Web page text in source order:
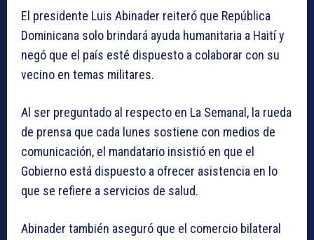
El presidente Luis Abinader reiteró que República
Dominicana solo brindará ayuda humanitaria a Haití y
negó que el país esté dispuesto a colaborar con su
vecino en temas militares.
Al ser preguntado al respecto en La Semanal, la rueda
de prensa que cada lunes sostiene con medios de
comunicación, el mandatario insistió en que el
Gobierno está dispuesto a ofrecer asistencia en lo
que se refiere a servicios de salud.
Abinader también aseguró que el comercio bilateral